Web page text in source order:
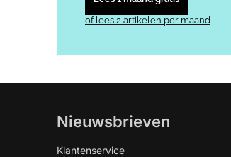
of lees 2 artikelen per maand
Nieuwsbrieven
Klantenservice